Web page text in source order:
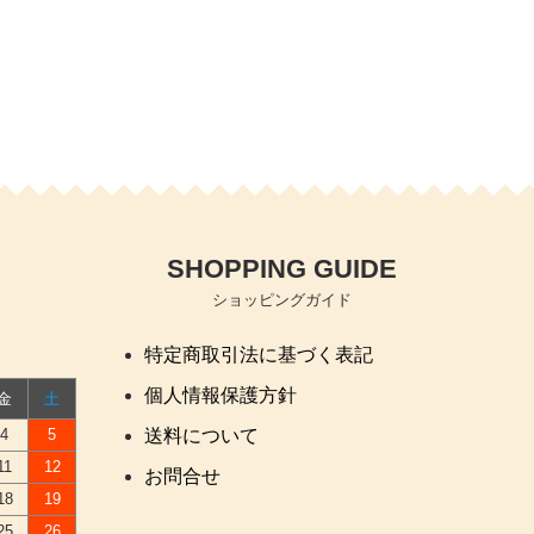
土
4
5
12
19
SHOPPING GUIDE
ショッピングガイド
特定商取引法に基づく表記
個人情報保護方針
送料について
お問合せ